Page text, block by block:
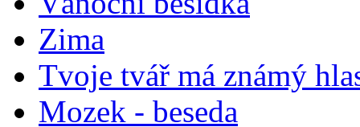
Zima
Tvoje tvář má známý
Mozek - beseda